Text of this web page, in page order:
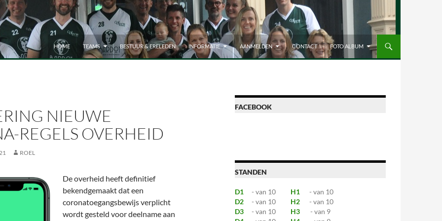
HOME TEAMS BESTUUR & ERELEDEN INFORMATIE AANMELDEN CONTACT FOTO ALBUM
NIEUWE
REGELS OVERHEID
ROEL
De overheid heeft definitief
bekendgemaakt dat een
coronatoegangsbewijs verplicht
wordt gesteld voor deelname aan
FACEBOOK
STANDEN
D1 - van 10 H1
- van 10
D2
- van 10 H2
- van 10
D3
- van 10 H3
- van 9